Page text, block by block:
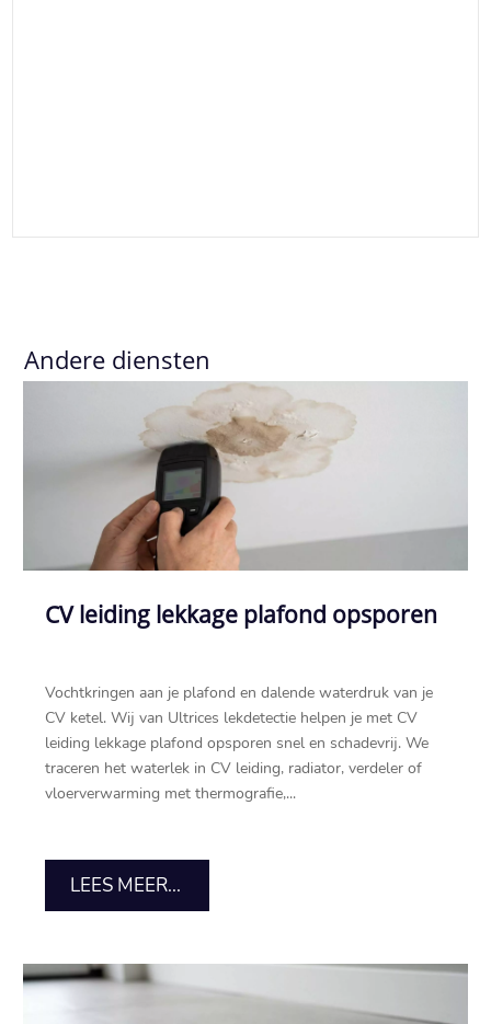
Andere diensten
CV leiding lekkage plafond opsporen
Vochtkringen aan je plafond en dalende waterdruk van je
CV ketel.​ Wij van Ultrices lekdetectie helpen je met CV
leiding lekkage plafond opsporen snel en schadevrij.​ We
traceren het waterlek in CV leiding, radiator, verdeler of
vloerverwarming met thermografie,...
LEES MEER...